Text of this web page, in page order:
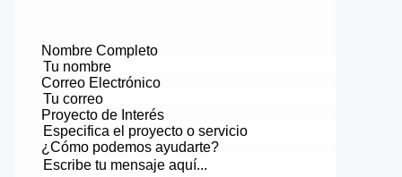
Nombre Completo
Correo Electrónico
Proyecto de Interés
¿Cómo podemos ayudarte?